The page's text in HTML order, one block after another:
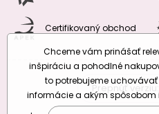
Certifikovaný obchod
Prepnúť verziu:
Chceme vám prinášať
inšpiráciu a pohodlné
to potrebujeme uchovávať
informácie a akým